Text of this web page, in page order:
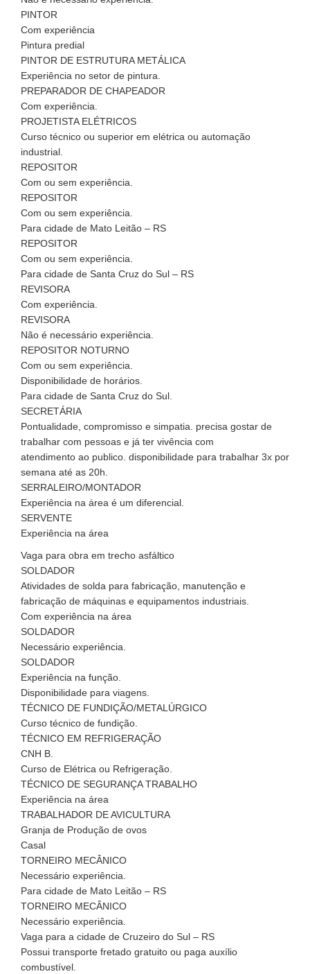
PINTOR
Com experiência
Pintura predial
PINTOR DE ESTRUTURA METÁLICA
Experiência no setor de pintura.
PREPARADOR DE CHAPEADOR
Com experiência.
PROJETISTA ELÉTRICOS
Curso técnico ou superior em elétrica ou automação
industrial.
REPOSITOR
Com ou sem experiência.
REPOSITOR
Com ou sem experiência.
Para cidade de Mato Leitão – RS
REPOSITOR
Com ou sem experiência.
Para cidade de Santa Cruz do Sul – RS
REVISORA
Com experiência.
REVISORA
Não é necessário experiência.
REPOSITOR NOTURNO
Com ou sem experiência.
Disponibilidade de horários.
Para cidade de Santa Cruz do Sul.
SECRETÁRIA
Pontualidade, compromisso e simpatia. precisa gostar de
trabalhar com pessoas e já ter vivência com
atendimento ao publico. disponibilidade para trabalhar 3x por
semana até as 20h.
SERRALEIRO/MONTADOR
Experiência na área é um diferencial.
SERVENTE
Experiência na área
Vaga para obra em trecho asfáltico
SOLDADOR
Atividades de solda para fabricação, manutenção e
fabricação de máquinas e equipamentos industriais.
Com experiência na área
SOLDADOR
Necessário experiência.
SOLDADOR
Experiência na função.
Disponibilidade para viagens.
TÉCNICO DE FUNDIÇÃO/METALÚRGICO
Curso técnico de fundição.
TÉCNICO EM REFRIGERAÇÃO
CNH B.
Curso de Elétrica ou Refrigeração.
TÉCNICO DE SEGURANÇA TRABALHO
Experiência na área
TRABALHADOR DE AVICULTURA
Granja de Produção de ovos
Casal
TORNEIRO MECÂNICO
Necessário experiência.
Para cidade de Mato Leitão – RS
TORNEIRO MECÂNICO
Necessário experiência.
Vaga para a cidade de Cruzeiro do Sul – RS
Possui transporte fretado gratuito ou paga auxílio
combustível.